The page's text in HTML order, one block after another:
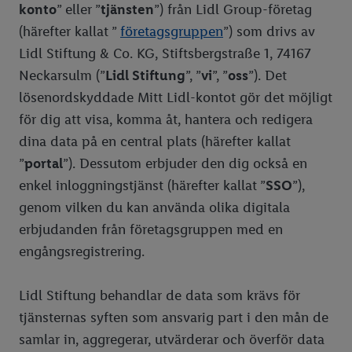
konto” eller ”tjänsten”) från Lidl Group-företag
(härefter kallat ” företagsgruppen”) som drivs av
Lidl Stiftung & Co. KG, Stiftsbergstraße 1, 74167
Neckarsulm (”Lidl Stiftung”, ”vi”, ”oss”). Det
lösenordskyddade Mitt Lidl-kontot gör det möjligt
för dig att visa, komma åt, hantera och redigera
dina data på en central plats (härefter kallat
”portal”). Dessutom erbjuder den dig också en
enkel inloggningstjänst (härefter kallat ”SSO”),
genom vilken du kan använda olika digitala
erbjudanden från företagsgruppen med en
engångsregistrering.
Lidl Stiftung behandlar de data som krävs för
tjänsternas syften som ansvarig part i den mån de
samlar in, aggregerar, utvärderar och överför data